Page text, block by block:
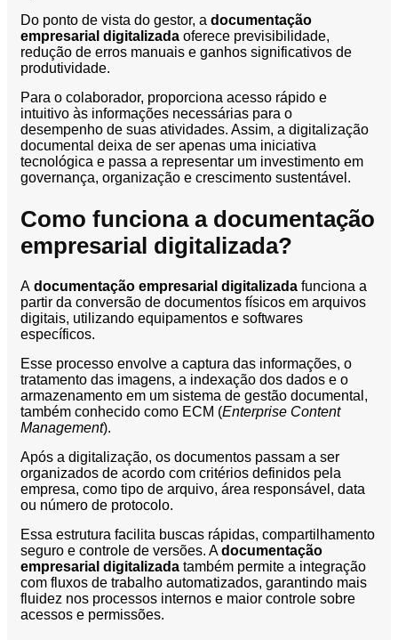
WEB
Cases
CENTRALINF
Quem
Somos
Unidades
Nossas
Política
de
Privacidade
Política
de
Cookies
Segurança
da
Informação
Cibernética
da
de
Vendas
Normas
de
Proteção
a
Lei
Geral
de
Do ponto de vista do gestor, a documentação
empresarial digitalizada oferece previsibilidade,
redução de erros manuais e ganhos significativos de
produtividade.
Para o colaborador, proporciona acesso rápido e
intuitivo às informações necessárias para o
desempenho de suas atividades. Assim, a digitalização
documental deixa de ser apenas uma iniciativa
tecnológica e passa a representar um investimento em
governança, organização e crescimento sustentável.
Como funciona a documentação
empresarial digitalizada?
A documentação empresarial digitalizada funciona a
partir da conversão de documentos físicos em arquivos
digitais, utilizando equipamentos e softwares
específicos.
Esse processo envolve a captura das informações, o
tratamento das imagens, a indexação dos dados e o
armazenamento em um sistema de gestão documental,
também conhecido como ECM (Enterprise Content
Management).
Após a digitalização, os documentos passam a ser
organizados de acordo com critérios definidos pela
empresa, como tipo de arquivo, área responsável, data
ou número de protocolo.
Essa estrutura facilita buscas rápidas, compartilhamento
seguro e controle de versões. Adocumentação
empresarial digitalizada também permite a integração
com fluxos de trabalho automatizados, garantindo mais
fluidez nos processos internos e maior controle sobre
acessos e permissões.